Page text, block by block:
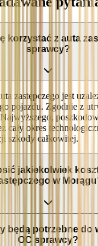
korzystać z auta
sprawcy?
zastępczego jest
pojazdu. Zgodnie z
cały okres
szkody całkowitej.
jakiekolwiek
w
będą potrzebne do
OC sprawcy?